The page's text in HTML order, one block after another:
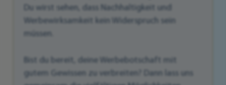
Du wirst sehen, dass Nachhaltigkeit und
Werbewirksamkeit kein Widerspruch sein
müssen.
Bist du bereit, deine Werbebotschaft mit
gutem Gewissen zu verbreiten? Dann lass uns